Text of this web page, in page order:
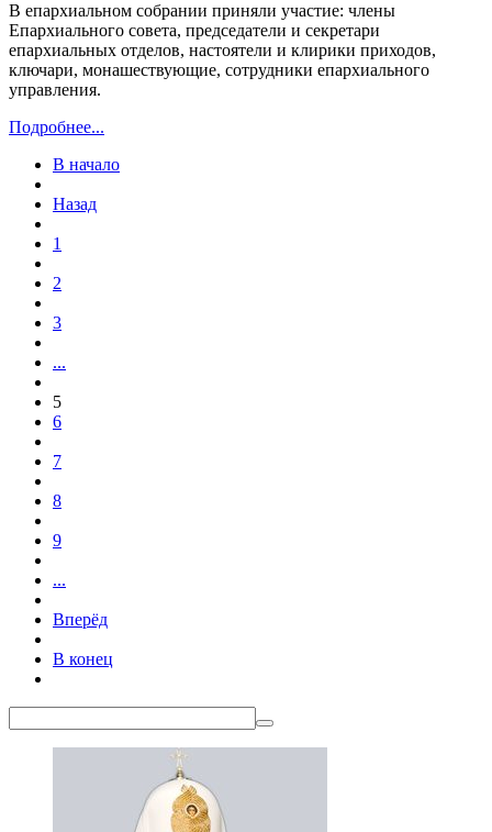
В епархиальном собрании приняли участие: члены
Епархиального совета, председатели и секретари
епархиальных отделов, настоятели и клирики приходов,
ключари, монашествующие, сотрудники епархиального
управления.
Подробнее...
В начало
Назад
1
2
3
...
5
6
7
8
9
...
Вперёд
В конец